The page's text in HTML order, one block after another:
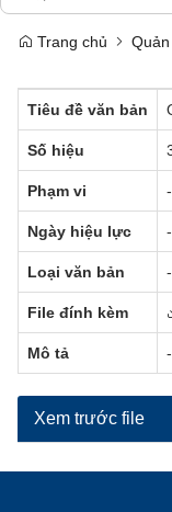
Trang chủ
Tiêu đề văn bản
Số hiệu
Phạm vi
Ngày hiệu lực
Loại văn bản
File đính kèm
Mô tả
Xem trước file